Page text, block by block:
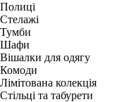
Полиці
Стелажі
Тумби
Шафи
Вішалки для одягу
Комоди
Лімітована колекція
Стільці та табурети